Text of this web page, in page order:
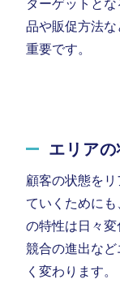
品や販促方法
重要です。
エリア
顧客の状態を
ていくために
の特性は日々
競合の進出な
く変わります。